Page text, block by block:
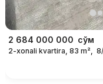
2 684 000 000 сўм
2-xonali kvartira, 83 m²,